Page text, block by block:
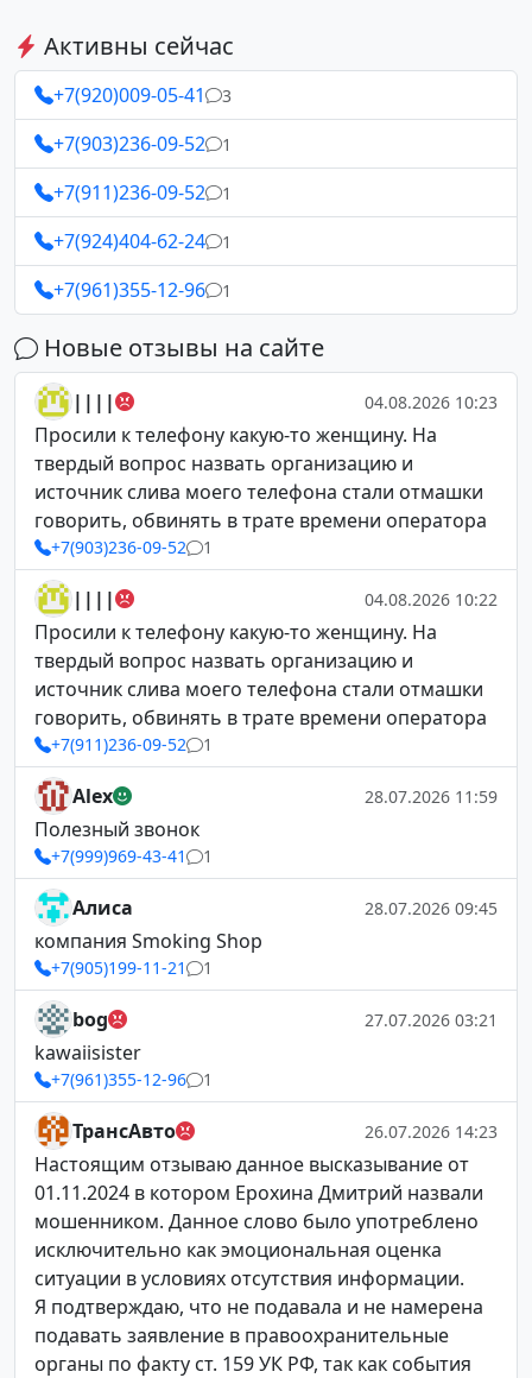
Активны сейчас
+7(920)009-05-41 3
+7(903)236-09-52 1
+7(911)236-09-52 1
+7(924)404-62-24 1
+7(961)355-12-96 1
Новые отзывы на сайте
|||| 04.08.2026 10:23
Просили к телефону какую-то женщину. На
твердый вопрос назвать организацию и
источник слива моего телефона стали отмашки
говорить, обвинять в трате времени оператора
+7(903)236-09-52 1
|||| 04.08.2026 10:22
Просили к телефону какую-то женщину. На
твердый вопрос назвать организацию и
источник слива моего телефона стали отмашки
говорить, обвинять в трате времени оператора
+7(911)236-09-52 1
Alex 28.07.2026 11:59
Полезный звонок
+7(999)969-43-41 1
Алиса 28.07.2026 09:45
компания Smoking Shop
+7(905)199-11-21 1
bog 27.07.2026 03:21
kawaiisister
+7(961)355-12-96 1
ТрансАвто 26.07.2026 14:23
Настоящим отзываю данное высказывание от
01.11.2024 в котором Ерохина Дмитрий назвали
мошенником. Данное слово было употреблено
исключительно как эмоциональная оценка
ситуации в условиях отсутствия информации.
Я подтверждаю, что не подавала и не намерена
подавать заявление в правоохранительные
органы по факту ст. 159 УК РФ, так как события